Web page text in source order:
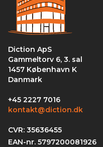
Diction ApS
Gammeltorv 6, 3. sal
1457 København K
Danmark
+45 2227 7016
kontakt@diction.dk
CVR: 35636455
EAN-nr. 5797200081926